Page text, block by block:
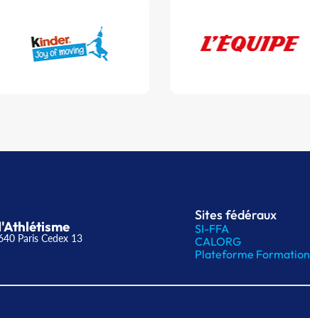
Paris Cedex 13
Sites fédéraux
SI-FFA
CALORG
Plateforme Formation